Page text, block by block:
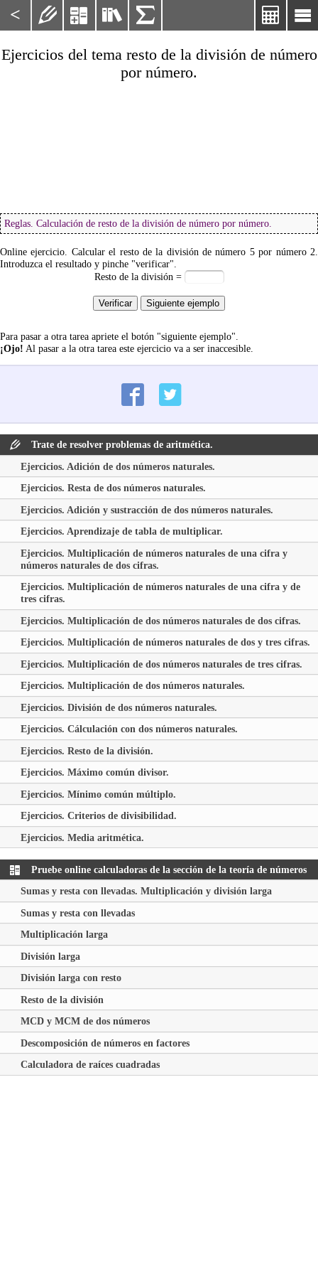
< 

   
Ejercicios del tema resto de la división de número
por número.
Reglas. Calculación de resto de la división de número por número.
Online ejercicio. Calcular el resto de la división de número 5por número 2
Introduzca el resultado y pinche "verificar".
Resto de la división =
Para pasar a otra tarea apriete el botón "siguiente ejemplo".
¡Ojo! Al pasar a la otra tarea este ejercicio va a ser inaccesible.
Trate de resolver problemas de aritmética.
Ejercicios. Adición de dos números naturales.
Ejercicios. Resta de dos números naturales.
Ejercicios. Adición y sustracción de dos números naturales.
Ejercicios. Aprendizaje de tabla de multiplicar.
Ejercicios. Multiplicación de números naturales de una cifra y
números naturales de dos cifras.
Ejercicios. Multiplicación de números naturales de una cifra y de
tres cifras.
Ejercicios. Multiplicación de dos números naturales de dos cifras.
Ejercicios. Multiplicación de números naturales de dos y tres cifras.
Ejercicios. Multiplicación de dos números naturales de tres cifras.
Ejercicios. Multiplicación de dos números naturales.
Ejercicios. División de dos números naturales.
Ejercicios. Cálculación con dos números naturales.
Ejercicios. Resto de la división.
Ejercicios. Máximo común divisor.
Ejercicios. Mínimo común múltiplo.
Ejercicios. Criterios de divisibilidad.
Ejercicios. Media aritmética.
Pruebe online calculadoras de la sección de la teoría de números
Sumas y resta con llevadas. Multiplicación y división larga
Sumas y resta con llevadas
Multiplicación larga
División larga
División larga con resto
Resto de la división
MCD y MCM de dos números
Descomposición de números en factores
Calculadora de raíces cuadradas